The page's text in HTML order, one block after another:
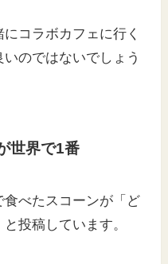
コラボカフェに行く
のではないでしょう
世界で1番
食べたスコーンが「ど
投稿しています。